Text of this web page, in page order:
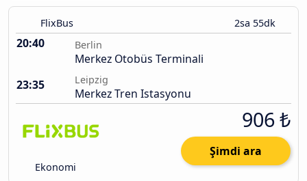
FlixBus 2sa 55dk
20:40 Berlin
Merkez Otobüs Terminali
23:35
Leipzig
Merkez Tren Istasyonu
Ekonomi
906 ₺
Şimdi ara